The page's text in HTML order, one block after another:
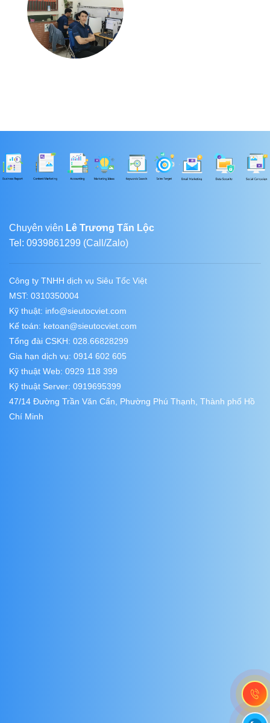
Chuyên viên Lê Trương Tấn Lộc
Tel: 0939861299 (Call/Zalo)
Công ty TNHH dịch vụ Siêu Tốc Việt
MST: 0310350004
Kỹ thuật: info@sieutocviet.com
Kế toán: ketoan@sieutocviet.com
Tổng đài CSKH: 028.66828299
Gia hạn dịch vụ: 0914 602 605
Kỹ thuật Web: 0929 118 399
Kỹ thuật Server: 0919695399
47/14 Đường Trần Văn Cẩn, Phường Phú Thạnh, Thành phố Hồ
Chí Minh